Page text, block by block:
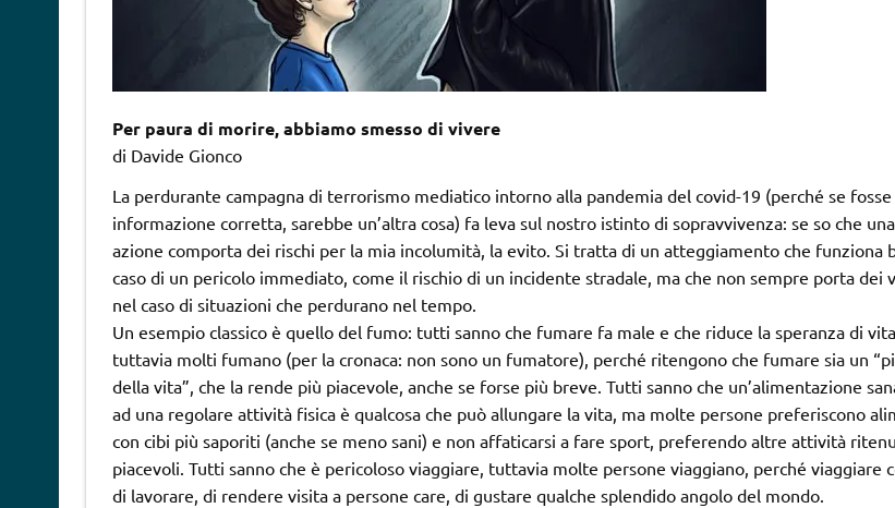
Per paura di morire, abbiamo smesso di vivere
di Davide Gionco
La perdurante campagna di terrorismo mediatico intorno alla pandemia del covid-19 (perché se fosse
informazione corretta, sarebbe un’altra cosa) fa leva sul nostro istinto di sopravvivenza: se so che
azione comporta dei rischi per la mia incolumità, la evito. Si tratta di un atteggiamento che funziona
caso di un pericolo immediato, come il rischio di un incidente stradale, ma che non sempre porta dei
nel caso di situazioni che perdurano nel tempo.
Un esempio classico è quello del fumo: tutti sanno che fumare fa male e che riduce la speranza di
tuttavia molti fumano (per la cronaca: non sono un fumatore), perché ritengono che fumare sia un
della vita”, che la rende più piacevole, anche se forse più breve. Tutti sanno che un’alimentazione
ad una regolare attività fisica è qualcosa che può allungare la vita, ma molte persone preferiscono
con cibi più saporiti (anche se meno sani) e non affaticarsi a fare sport, preferendo altre attività
piacevoli. Tutti sanno che è pericoloso viaggiare, tuttavia molte persone viaggiano, perché viaggiare
di lavorare, di rendere visita a persone care, di gustare qualche splendido angolo del mondo.